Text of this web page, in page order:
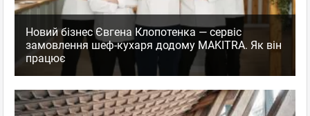
Новий бізнес Євгена Клопотенка — сервіс
замовлення шеф-кухаря додому MAKITRA. Як він
працює